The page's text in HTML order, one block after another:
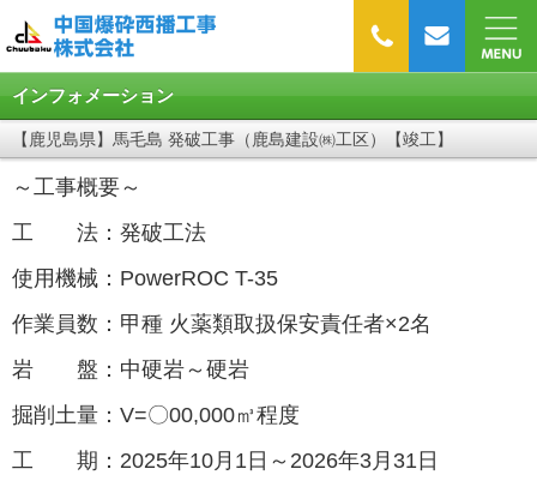
インフォメーション
【鹿児島県】馬毛島 発破工事（鹿島建設㈱工区）【竣工】
～工事概要～
工 法：発破工法
使用機械：PowerROC T-35
作業員数：甲種 火薬類取扱保安責任者×2名
岩 盤：中硬岩～硬岩
掘削土量：V=〇00,000㎥程度
工 期：2025年10月1日～2026年3月31日